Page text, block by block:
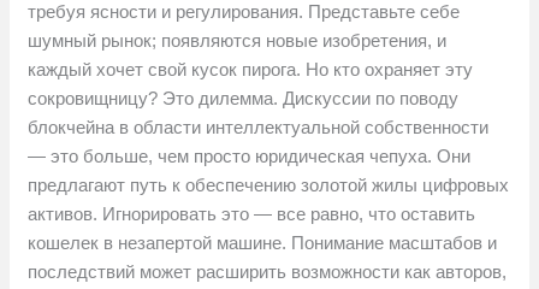
требуя ясности и регулирования. Представьте себе
шумный рынок; появляются новые изобретения, и
каждый хочет свой кусок пирога. Но кто охраняет эту
сокровищницу? Это дилемма. Дискуссии по поводу
блокчейна в области интеллектуальной собственности
— это больше, чем просто юридическая чепуха. Они
предлагают путь к обеспечению золотой жилы цифровых
активов. Игнорировать это — все равно, что оставить
кошелек в незапертой машине. Понимание масштабов и
последствий может расширить возможности как авторов,